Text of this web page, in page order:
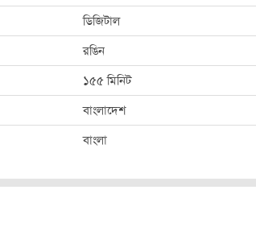
ডিজিটাল
রঙিন
১৫৫ মিনিট
বাংলাদেশ
বাংলা